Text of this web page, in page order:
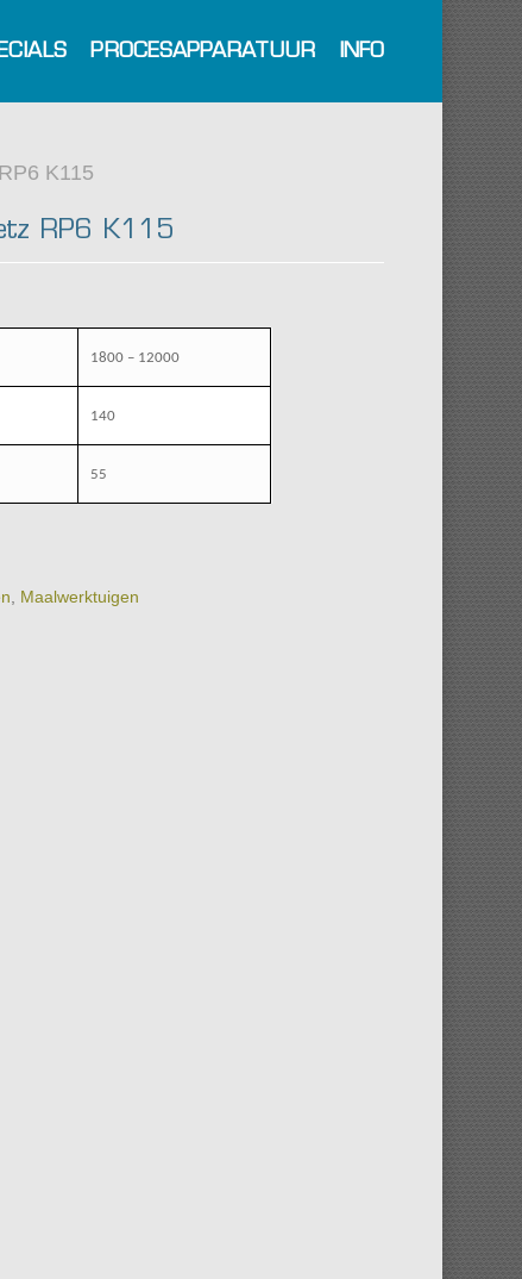
PROCESAPPARATUUR INFO
K115
RP6 K115
1800 – 12000
140
55
Maalwerktuigen